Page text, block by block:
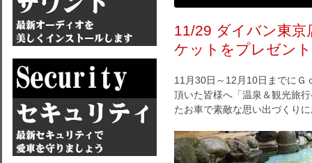
11/29 ダイバン東京
ケットをプレゼント
11月30日～12月10日までにＧ
頂いた皆様へ「温泉＆観光旅
たお車で素敵な思い出づくり